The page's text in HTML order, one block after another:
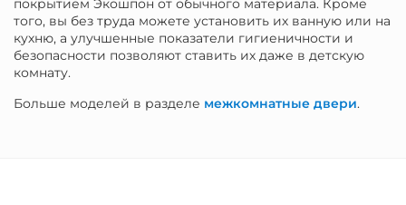
покрытием Экошпон от обычного материала. Кроме
того, вы без труда можете установить их ванную или на
кухню, а улучшенные показатели гигиеничности и
безопасности позволяют ставить их даже в детскую
комнату.
Больше моделей в разделе межкомнатные двери.